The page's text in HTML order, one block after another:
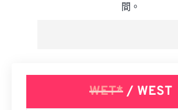
間。
WET* / WEST